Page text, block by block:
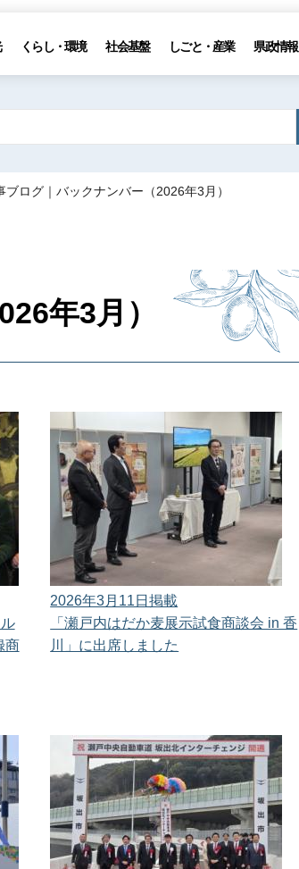
くらし・環境 社会基盤 しごと・産業 県政情報
ブログ｜バックナンバー（2026年3月）
年3月）
商
2026年3月11日掲載
「瀬戸内はだか麦展示試食商談会 in 香
川」に出席しました